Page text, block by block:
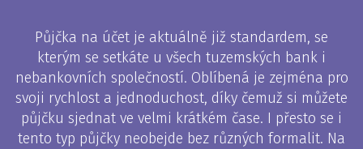
Půjčka na účet je aktuálně již standardem, se
kterým se setkáte u všech tuzemských bank i
nebankovních společností. Oblíbená je zejména pro
svoji rychlost a jednoduchost, díky čemuž si můžete
půjčku sjednat ve velmi krátkém čase. I přesto se i
tento typ půjčky neobejde bez různých formalit. Na